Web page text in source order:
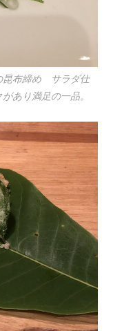
昆布締め サラダ仕
あり満足の一品。